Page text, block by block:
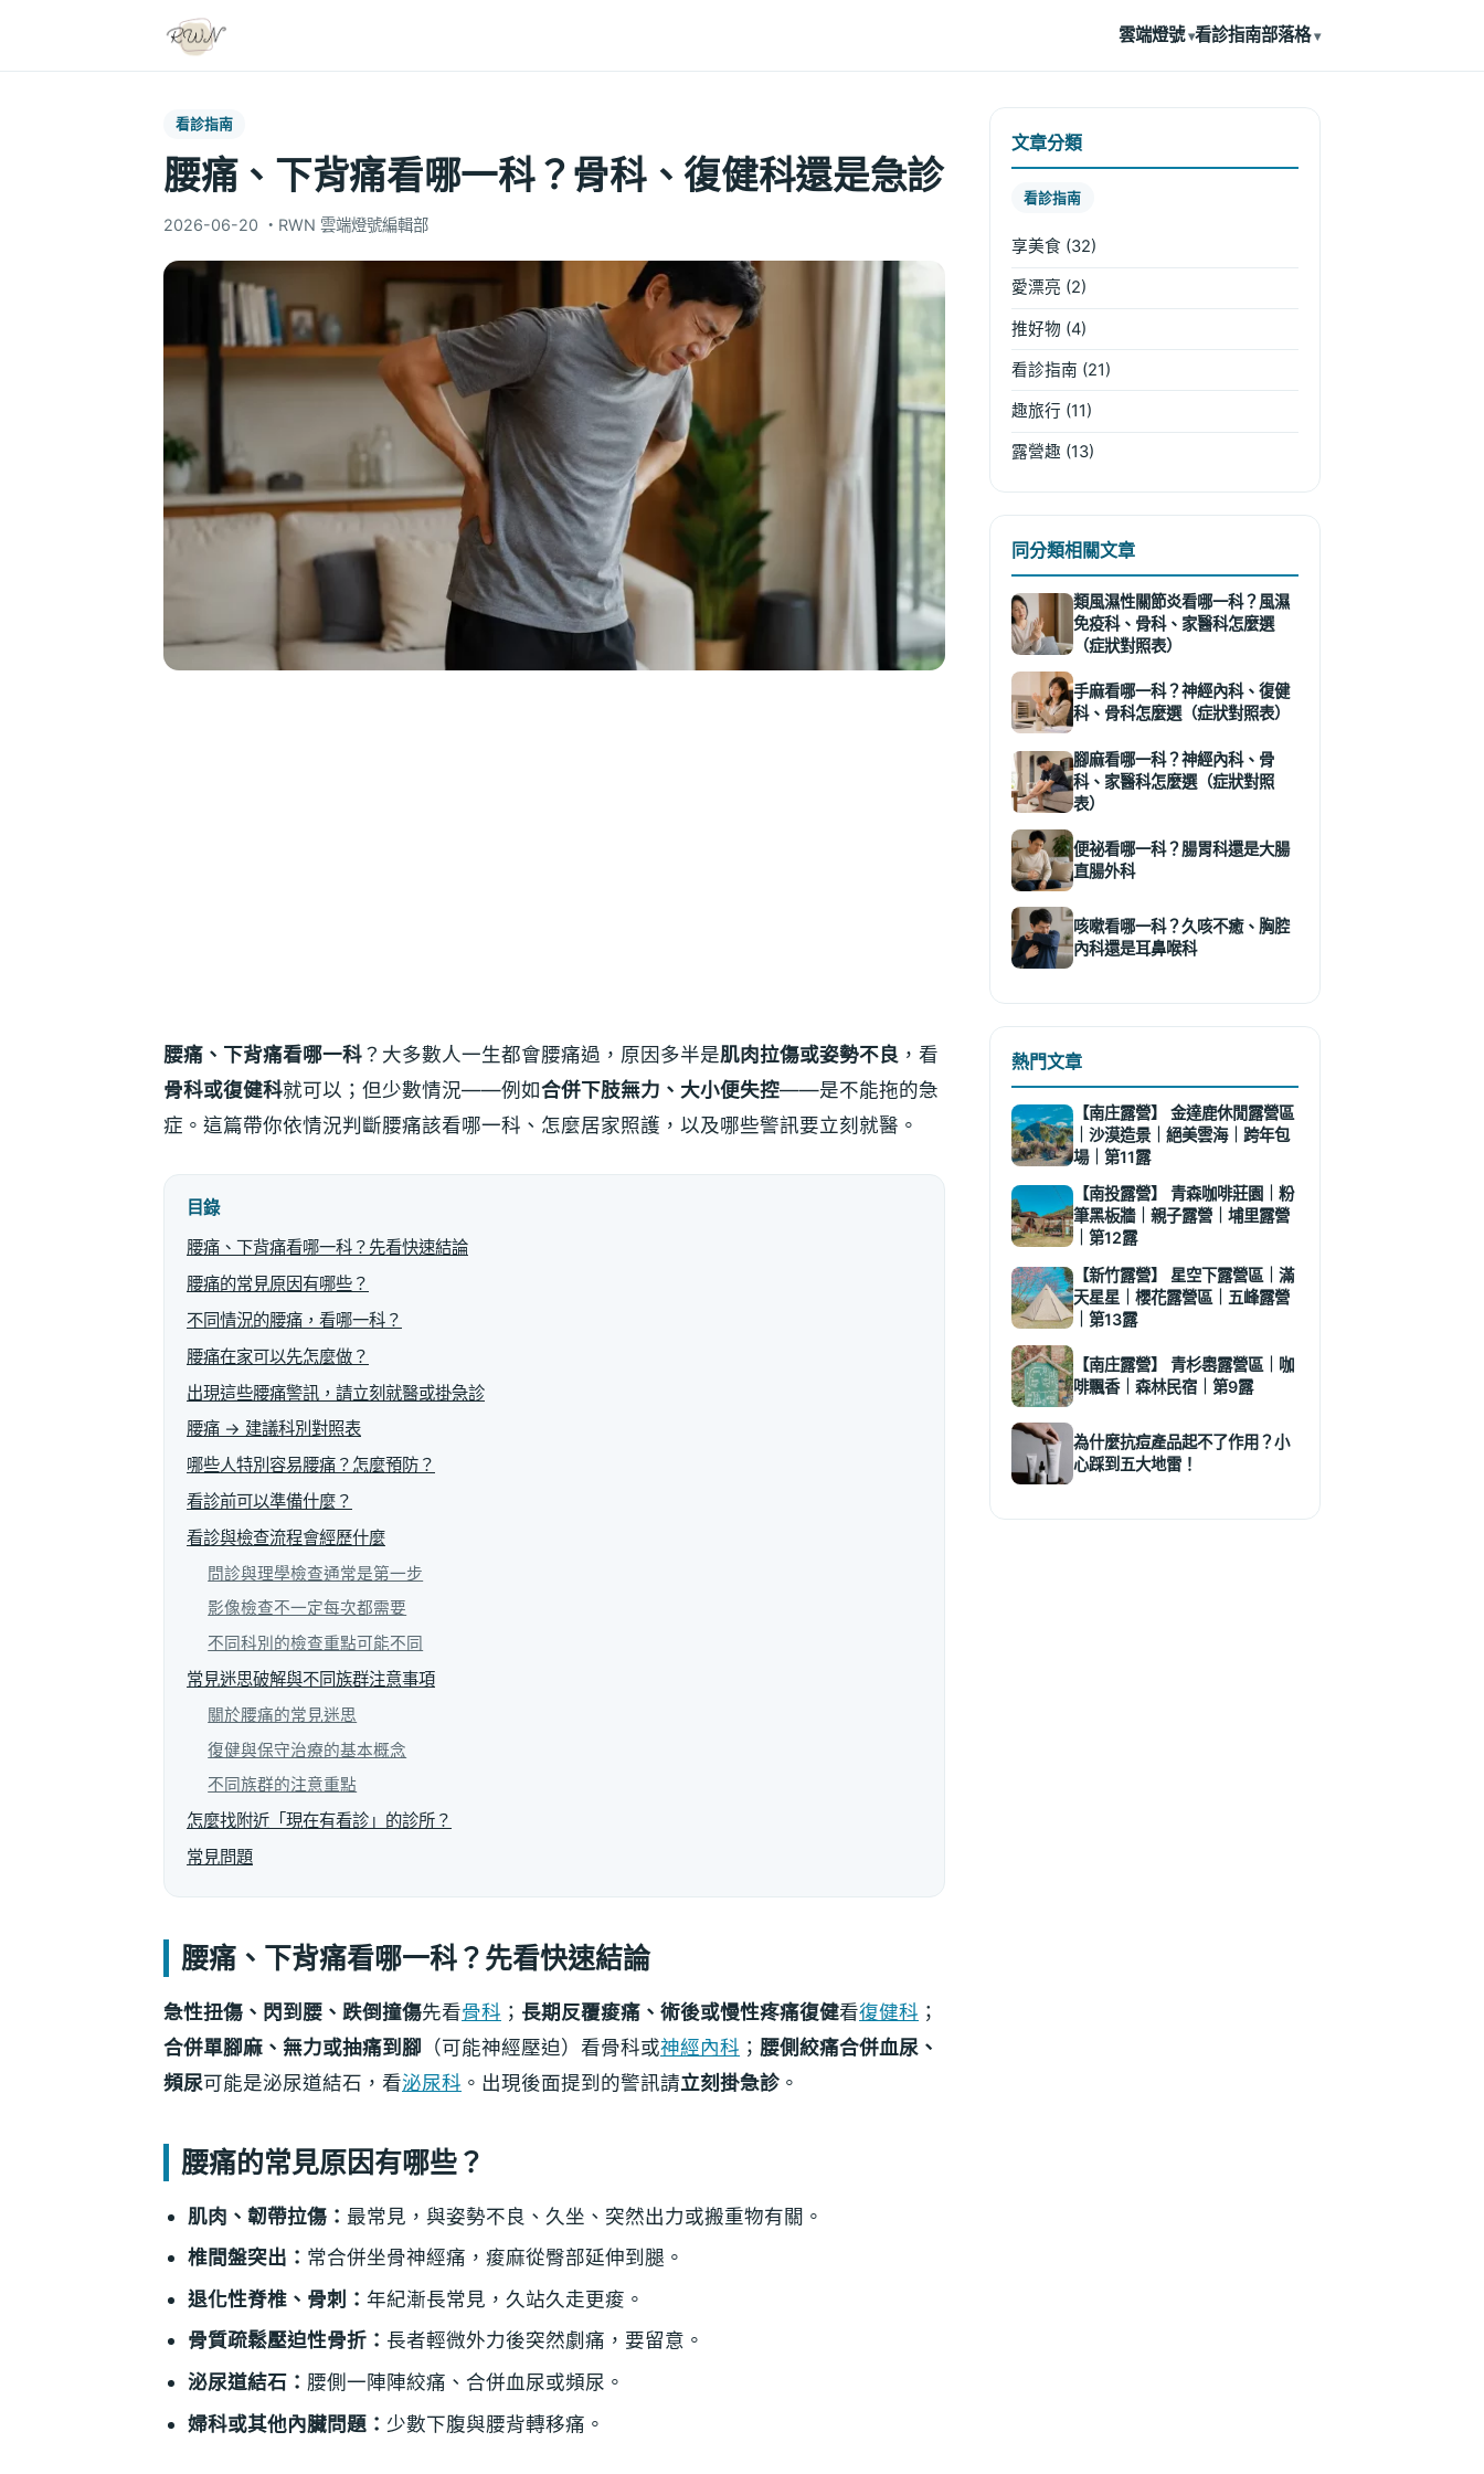
雲端燈號 看診指南部落格
看診指南
腰痛、下背痛看哪一科？骨科、復健科還是急診
2026-06-20 ・ RWN 雲端燈號編輯部
腰痛、下背痛看哪一科？大多數人一生都會腰痛過，原因多半是肌肉拉傷或姿勢不良 ，看
骨科或復健科就可以；但少數情況——例如合併下肢無力、大小便失控——是不能拖的急
症。這篇帶你依情況判斷腰痛該看哪一科、怎麼居家照護，以及哪些警訊要立刻就醫。
目錄
腰痛、下背痛看哪一科？先看快速結論
腰痛的常見原因有哪些？
不同情況的腰痛，看哪一科？
腰痛在家可以先怎麼做？
出現這些腰痛警訊，請立刻就醫或掛急診
腰痛 → 建議科別對照表
哪些人特別容易腰痛？怎麼預防？
看診前可以準備什麼？
看診與檢查流程會經歷什麼
問診與理學檢查通常是第一步
影像檢查不一定每次都需要
不同科別的檢查重點可能不同
常見迷思破解與不同族群注意事項
關於腰痛的常見迷思
復健與保守治療的基本概念
不同族群的注意重點
怎麼找附近「現在有看診」的診所？
常見問題
腰痛、下背痛看哪一科？先看快速結論
急性扭傷、閃到腰、跌倒撞傷先看骨科 ； 長期反覆痠痛、術後或慢性疼痛復健看復健科 ；
合併單腳麻、無力或抽痛到腳 （可能神經壓迫）看骨科或神經內科 ； 腰側絞痛合併血尿、
頻尿可能是泌尿道結石，看泌尿科 。出現後面提到的警訊請立刻掛急診 。
腰痛的常見原因有哪些？
肌肉、韌帶拉傷： 最常見，與姿勢不良、久坐、突然出力或搬重物有關。
椎間盤突出： 常合併坐骨神經痛，痠麻從臀部延伸到腿。
退化性脊椎、骨刺：年紀漸長常見，久站久走更痠。
骨質疏鬆壓迫性骨折： 長者輕微外力後突然劇痛，要留意。
泌尿道結石： 腰側一陣陣絞痛、合併血尿或頻尿。
婦科或其他內臟問題： 少數下腹與腰背轉移痛。
文章分類
看診指南
享美食 (32)
愛漂亮 (2)
推好物 (4)
看診指南 (21)
趣旅行 (11)
露營趣 (13)
同分類相關文章
類風濕性關節炎看哪一科？風濕
免疫科、骨科、家醫科怎麼選
（症狀對照表）
手麻看哪一科？神經內科、復健
科、骨科怎麼選（症狀對照表）
腳麻看哪一科？神經內科、骨
科、家醫科怎麼選（症狀對照
表）
便祕看哪一科？腸胃科還是大腸
直腸外科
咳嗽看哪一科？久咳不癒、胸腔
內科還是耳鼻喉科
熱門文章
【南庄露營】 金達鹿休閒露營區
｜沙漠造景｜絕美雲海｜跨年包
場｜第11露
【南投露營】 青森咖啡莊園｜粉
筆黑板牆｜親子露營｜埔里露營
｜第12露
【新竹露營】 星空下露營區｜滿
天星星｜櫻花露營區｜五峰露營
｜第13露
【南庄露營】 青杉嶴露營區｜咖
啡飄香｜森林民宿｜第9露
為什麼抗痘產品起不了作用？小
心踩到五大地雷！